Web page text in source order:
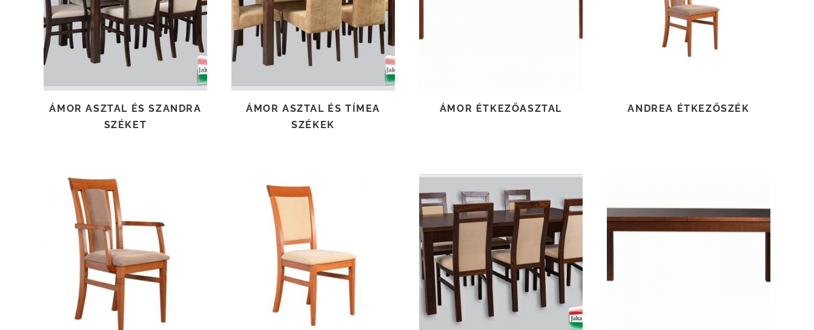
TOVÁBB OLVASOM
ÁMOR ASZTAL ÉS SZANDRA
SZÉKET
TOVÁBB OLVASOM
ÁMOR ASZTAL ÉS TÍMEA
SZÉKEK
ÁMOR ÉTKEZŐASZTAL
TOVÁBB OLVASOM
ANDREA ÉTKEZŐSZÉK
TOVÁBB OLVASOM TOVÁBB OLVASOM TOVÁBB OLVASOM